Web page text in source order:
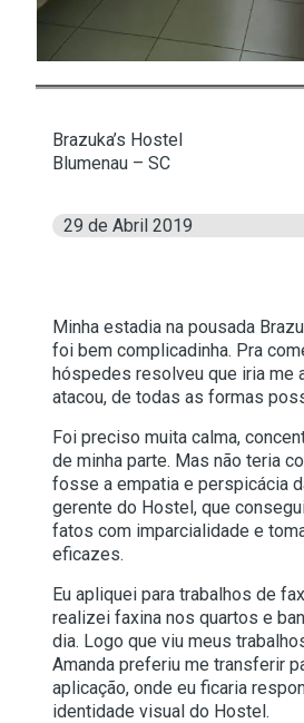
Brazuka’s Hostel
Blumenau – SC
29 de Abril 2019
Minha estadia na pousada
foi bem complicadinha. Pra
hóspedes resolveu que iria me
atacou, de todas as formas
Foi preciso muita calma,
de minha parte. Mas não teria
fosse a empatia e perspicácia
gerente do Hostel, que
fatos com imparcialidade e
eficazes.
Eu apliquei para trabalhos de
realizei faxina nos quartos e
dia. Logo que viu meus
Amanda preferiu me transferir
aplicação, onde eu ficaria
identidade visual do Hostel.